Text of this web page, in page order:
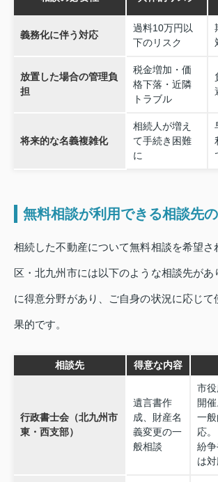
義務化に伴う対応
過料10万円以
下のリスク
放置した場合の管理負
担
税金増加・価
格下落・近隣
トラブル
将来的な名義複雑化
相続人が増え
て手続き困難
に
無料相談が利用できる相談先
相続した不動産について無料相談を希望さ
区・北九州市には以下のような相談先があ
に得意分野があり、ご自身の状況に応じて
果的です。
相談先 得意な内容
行政書士会（北九州市
東・西支部）
遺言書作
成、財産名
義変更の一
般相談
市
開
一
応。
紛
は対